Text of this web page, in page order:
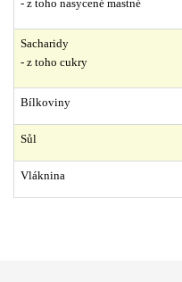
- z toho nasycené mastné
Sacharidy
- z toho cukry
Bílkoviny
Sůl
Vláknina